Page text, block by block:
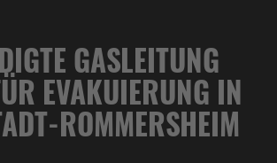
GASLEITUNG
EVAKUIERUNG IN
ROMMERSHEIM